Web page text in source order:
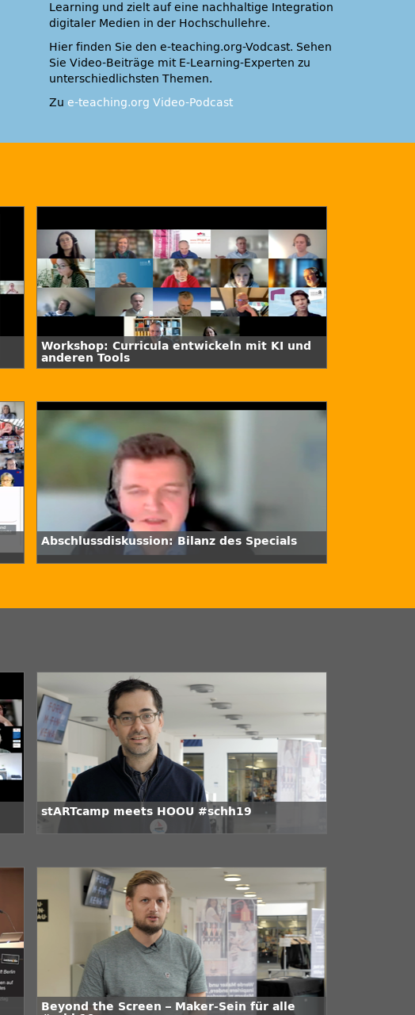
Learning und zielt auf eine nachhaltige Integration
digitaler Medien in der Hochschullehre.
Hier finden Sie den e-teaching.org-Vodcast. Sehen
Sie Video-Beiträge mit E-Learning-Experten zu
unterschiedlichsten Themen.
Zu e-teaching.org Video-Podcast
Workshop: Curricula entwickeln mit KI und
anderen Tools
Abschlussdiskussion: Bilanz des Specials
stARTcamp meets HOOU #schh19
Beyond the Screen – Maker-Sein für alle